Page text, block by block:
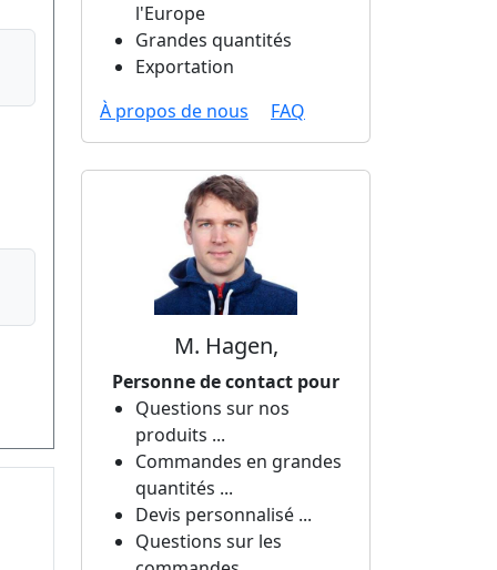
l'Europe
Grandes quantités
Exportation
À propos de nous
FAQ
M. Hagen,
Personne de contact pour
Questions sur nos
produits ...
Commandes en grandes
quantités ...
Devis personnalisé ...
Questions sur les